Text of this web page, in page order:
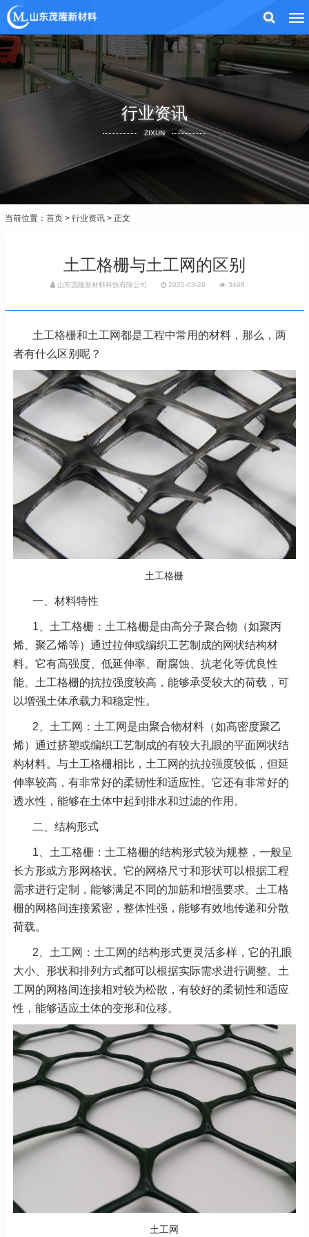
行业资讯
ZIXUN
当前位置： 首页 > 行业资讯 > 正文
土工格栅与土工网的区别
山东茂隆新材料科技有限公司 2025-03-26 3468
土工格栅和土工网都是工程中常用的材料，那么，两
者有什么区别呢？
土工格栅
一、材料特性
1、土工格栅：土工格栅是由高分子聚合物（如聚丙
烯、聚乙烯等）通过拉伸或编织工艺制成的网状结构材
料。它有高强度、低延伸率、耐腐蚀、抗老化等优良性
能。土工格栅的抗拉强度较高，能够承受较大的荷载，可
以增强土体承载力和稳定性。
2、土工网：土工网是由聚合物材料（如高密度聚乙
烯）通过挤塑或编织工艺制成的有较大孔眼的平面网状结
构材料。与土工格栅相比，土工网的抗拉强度较低，但延
伸率较高，有非常好的柔韧性和适应性。它还有非常好的
透水性，能够在土体中起到排水和过滤的作用。
二、结构形式
1、土工格栅：土工格栅的结构形式较为规整，一般呈
长方形或方形网格状。它的网格尺寸和形状可以根据工程
需求进行定制，能够满足不同的加筋和增强要求。土工格
栅的网格间连接紧密，整体性强，能够有效地传递和分散
荷载。
2、土工网：土工网的结构形式更灵活多样，它的孔眼
大小、形状和排列方式都可以根据实际需求进行调整。土
工网的网格间连接相对较为松散，有较好的柔韧性和适应
性，能够适应土体的变形和位移。
土工网